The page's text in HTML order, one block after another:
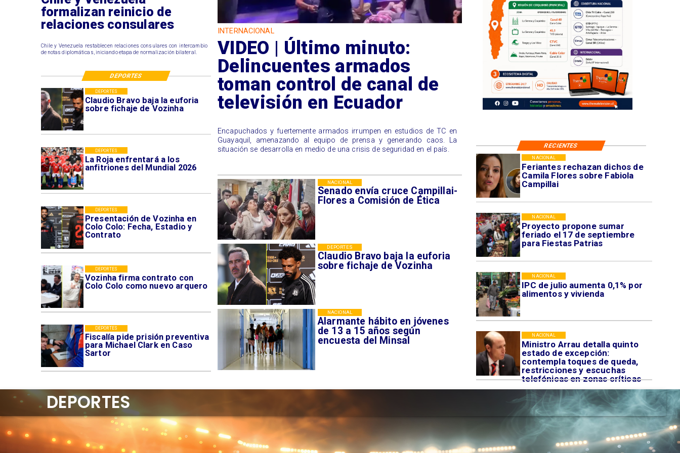
Feriantes rechazan dichos de
Camila Flores sobre Fabiola
Campillai
NACIONAL
Proyecto propone sumar
feriado el 17 de septiembre
para Fiestas Patrias
NACIONAL
IPC de julio aumenta 0,1% por
alimentos y vivienda
NACIONAL
Ministro Arrau detalla quinto
estado de excepción:
contempla toques de queda,
restricciones y escuchas
telefónicas en zonas críticas
NACIONAL
Claudio Bravo baja la euforia
sobre fichaje de Vozinha
DEPORTES
La Roja enfrentará a los
anfitriones del Mundial 2026
DEPORTES
Presentación de Vozinha en
Colo Colo: Fecha, Estadio y
Contrato
DEPORTES
Vozinha firma contrato con
Colo Colo como nuevo arquero
DEPORTES
Fiscalía pide prisión preventiva
para Michael Clark en Caso
Sartor
DEPORTES
Senado envía cruce Campillai-
Flores a Comisión de Ética
NACIONAL
Claudio Bravo baja la euforia
sobre fichaje de Vozinha
DEPORTES
Alarmante hábito en jóvenes
de 13 a 15 años según
encuesta del Minsal
NACIONAL
formalizan reinicio de
relaciones consulares
Chile y Venezuela restablecen relaciones consulares con intercambio
de notas diplomáticas, iniciando etapa de normalización bilateral.
INTERNACIONAL
VIDEO | Último minuto:
Delincuentes armados
toman control de canal de
televisión en Ecuador
Encapuchados y fuertemente armados irrumpen en estudios de TC en
Guayaquil, amenazando al equipo de prensa y generando caos. La
situación se desarrolla en medio de una crisis de seguridad en el país.
RECIENTES
DEPORTES
DEPORTES